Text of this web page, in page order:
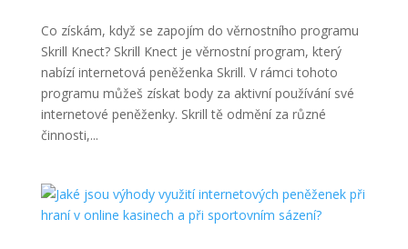
Co získám, když se zapojím do věrnostního programu
Skrill Knect? Skrill Knect je věrnostní program, který
nabízí internetová peněženka Skrill. V rámci tohoto
programu můžeš získat body za aktivní používání své
internetové peněženky. Skrill tě odmění za různé
činnosti,...